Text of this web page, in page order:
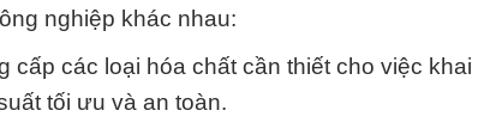
nghiệp khác nhau:
cấp các loại hóa chất cần thiết cho việc khai
tối ưu và an toàn.